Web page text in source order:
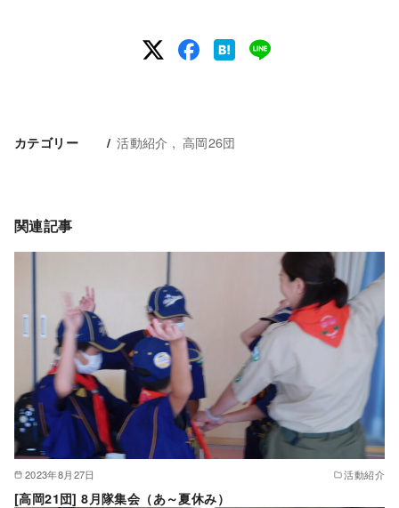
カテゴリー 活動紹介 高岡26団
関連記事
2023年8月27日 活動紹介
[高岡21団] 8月隊集会（あ～夏休み）